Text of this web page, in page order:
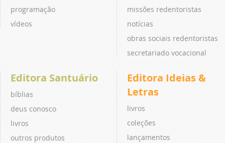
programação
vídeos
missões redentoristas
notícias
obras sociais redentoristas
secretariado vocacional
Editora Santuário
bíblias
deus conosco
livros
outros produtos
Editora Ideias &
Letras
livros
coleções
lançamentos